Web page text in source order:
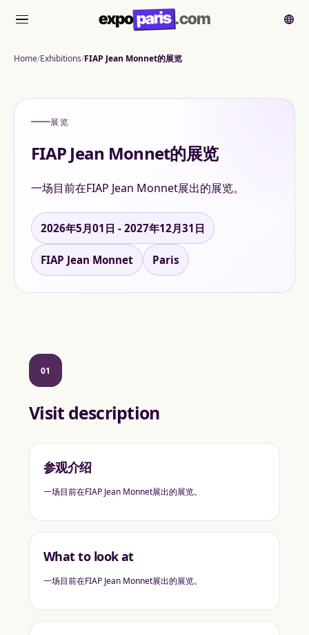
菜单 expoparis.com
Home Exhibitions FIAP Jean Monnet的展览
展览
FIAP Jean Monnet的展览
一场目前在FIAP Jean Monnet展出的展览。
2026年5月01日 - 2027年12月31日
FIAP Jean Monnet Paris
01
Visit description
参观介绍
一场目前在FIAP Jean Monnet展出的展览。
What to look at
一场目前在FIAP Jean Monnet展出的展览。